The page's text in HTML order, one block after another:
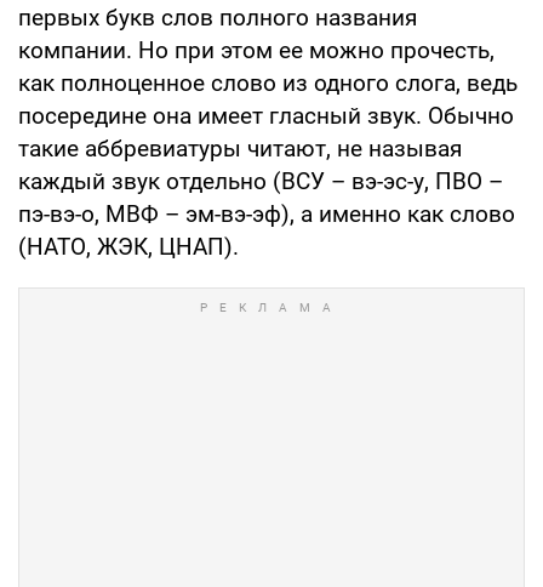
первых букв слов полного названия
компании. Но при этом ее можно прочесть,
как полноценное слово из одного слога, ведь
посередине она имеет гласный звук. Обычно
такие аббревиатуры читают, не называя
каждый звук отдельно (ВСУ – вэ-эс-у, ПВО –
пэ-вэ-о, МВФ – эм-вэ-эф), а именно как слово
(НАТО, ЖЭК, ЦНАП).